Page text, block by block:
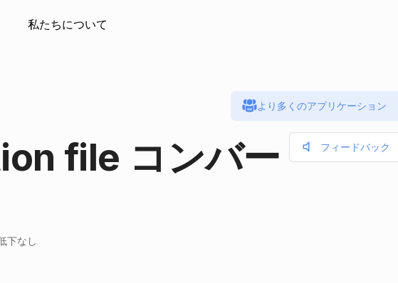
私たちについて
file コンバー
下なし
より多くのアプリケーション
フィードバック